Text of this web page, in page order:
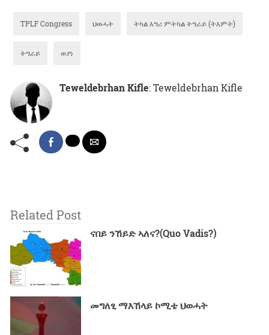
TPLF Congress ህወሓት ትካል እግሪ ምትካል ትግራይ (ትእምት)
ትግራይ ወያነ
Teweldebrhan Kifle: Teweldebrhan Kifle
Related Post
ናበይ ንኸይድ ኣለና?(Quo Vadis?)
መግለፂ ማእኸላይ ኮሚቴ ህወሓት